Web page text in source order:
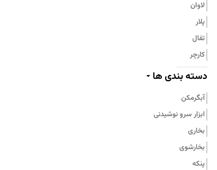
لاوان
پلار
تفال
کارچر
پیلو
بامبوم
نیچی
پارس استیل
جنرال فیت
دسته بندی ها
آبگرمکن
ابزار سرو نوشیدنی
بخاری
بخارشوی
پنکه